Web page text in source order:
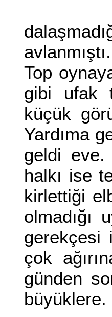
Oyun
Top
gibi ufak
küçük
Yardıma
geldi
halkı ise
kirlettiği
olmadığı
gerekçesi
çok
günden
büyüklere.